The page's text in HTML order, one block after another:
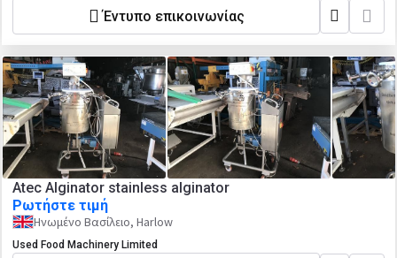
Έντυπο επικοινωνίας
Atec Alginator stainless alginator
Ρωτήστε τιμή
Ηνωμένο Βασίλειο, Harlow
Used Food Machinery Limited